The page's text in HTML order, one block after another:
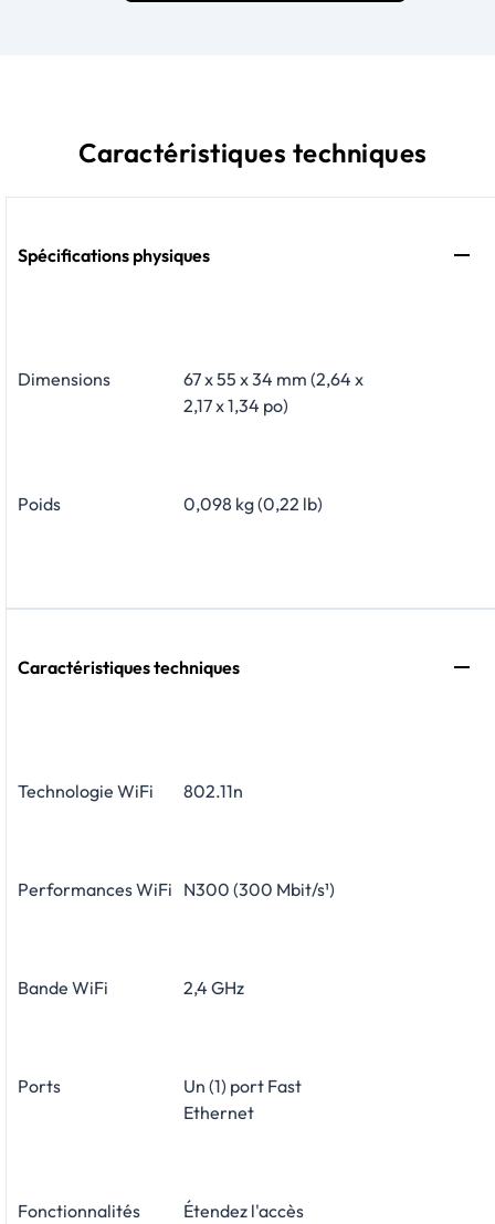
Caractéristiques techniques
Spécifications physiques
Dimensions
67 x 55 x 34 mm (2,64 x
2,17 x 1,34 po)
Poids 0,098 kg (0,22 lb)
Caractéristiques techniques
Technologie WiFi 802.11n
Performances WiFi N300 (300 Mbit/s¹)
Bande WiFi 2,4 GHz
Ports
Un (1) port Fast
Ethernet
Fonctionnalités
Étendez l'accès